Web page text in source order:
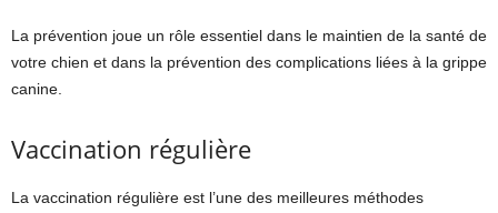
La prévention joue un rôle essentiel dans le maintien de la santé de
votre chien et dans la prévention des complications liées à la grippe
canine.
Vaccination régulière
La vaccination régulière est l’une des meilleures méthodes